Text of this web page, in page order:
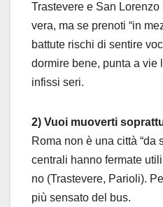
Trastevere e San
vera, ma se prenoti “in
battute rischi di sentire
dormire bene, punta a vie
infissi seri.
2) Vuoi muoverti
Roma non è una città “da
centrali hanno fermate
no (Trastevere, Parioli).
più sensato del bus.